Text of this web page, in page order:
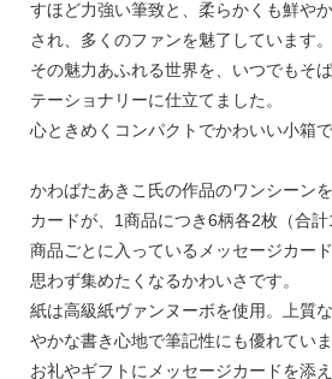
すほど力強い筆致と、柔らかくも鮮や
され、多くのファンを魅了しています。
その魅力あふれる世界を、いつでもそ
テーショナリーに仕立てました。
心ときめくコンパクトでかわいい小箱で
かわばたあきこ氏の作品のワンシーン
カードが、1商品につき6柄各2枚（合計
商品ごとに入っているメッセージカー
思わず集めたくなるかわいさです。
紙は高級紙ヴァンヌーボを使用。上質
やかな書き心地で筆記性にも優れていま
お礼やギフトにメッセージカードを添